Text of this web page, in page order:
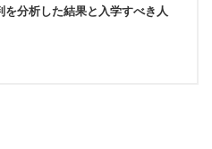
を分析した結果と入学すべき人